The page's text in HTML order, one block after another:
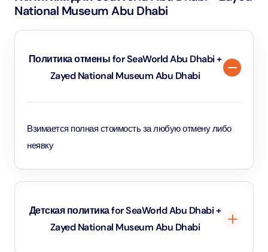
National Museum Abu Dhabi
Политика отмены for SeaWorld Abu Dhabi +
Zayed National Museum Abu Dhabi
Взимается полная стоимость за любую отмену либо
неявку
Детская политика for SeaWorld Abu Dhabi +
Zayed National Museum Abu Dhabi